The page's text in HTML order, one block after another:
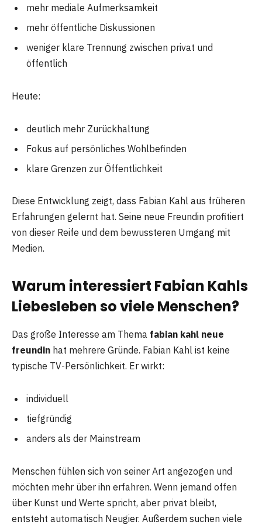
mehr mediale Aufmerksamkeit
mehr öffentliche Diskussionen
weniger klare Trennung zwischen privat und
öffentlich
Heute:
deutlich mehr Zurückhaltung
Fokus auf persönliches Wohlbefinden
klare Grenzen zur Öffentlichkeit
Diese Entwicklung zeigt, dass Fabian Kahl aus früheren
Erfahrungen gelernt hat. Seine neue Freundin profitiert
von dieser Reife und dem bewussteren Umgang mit
Medien.
Warum interessiert Fabian Kahls
Liebesleben so viele Menschen?
Das große Interesse am Thema fabian kahl neue
freundin hat mehrere Gründe. Fabian Kahl ist keine
typische TV-Persönlichkeit. Er wirkt:
individuell
tiefgründig
anders als der Mainstream
Menschen fühlen sich von seiner Art angezogen und
möchten mehr über ihn erfahren. Wenn jemand offen
über Kunst und Werte spricht, aber privat bleibt,
entsteht automatisch Neugier. Außerdem suchen viele